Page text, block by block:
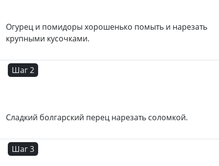
Огурец и помидоры хорошенько помыть и нарезать
крупными кусочками.
Шаг 2
Сладкий болгарский перец нарезать соломкой.
Шаг 3